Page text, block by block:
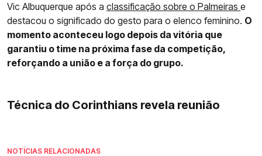
Vic Albuquerque após a classificação sobre o Palmeiras e
destacou o significado do gesto para o elenco feminino. O
momento aconteceu logo depois da vitória que
garantiu o time na próxima fase da competição,
reforçando a união e a força do grupo.
Técnica do Corinthians revela reunião
NOTÍCIAS RELACIONADAS